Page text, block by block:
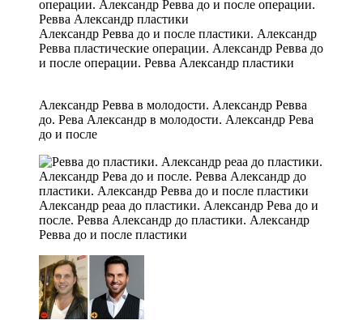
Александр Ревва до и после пластики. Александр
Ревва пластические операции. Александр Ревва до
и после операции. Ревва Александр пластики
Александр Ревва в молодости. Александр Ревва
до. Рева Александр в молодости. Александр Рева
до и после
Александр реаа до пластики. Александр Рева до и
после. Ревва Александр до пластики. Александр
Ревва до и после пластики